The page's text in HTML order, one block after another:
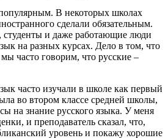
В некоторых школах
сделали обязательным.
и даже работающие люди
на разных курсах. Дело в том, что
часто говорим, что русские –
часто изучали в школе как первый
во втором классе средней школы,
на знание русского языка. У меня
и преподаватель сказал, что,
уровень и покажу хорошие